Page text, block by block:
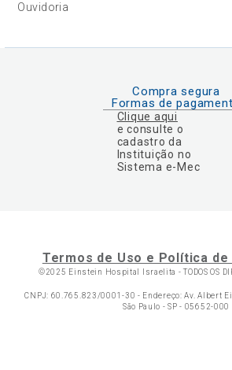
Ouvidoria
Compra segura
Formas de
Clique aqui
e consulte o
cadastro da
Instituição no
Sistema e-Mec
Termos de Uso e Política de
©2025 Einstein Hospital Israelita -TODOS OS
CNPJ: 60.765.823/0001-30 - Endereço: Av. Albert
São Paulo - SP - 05652-000